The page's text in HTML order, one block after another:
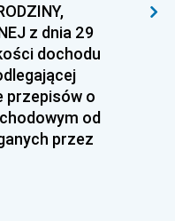
z dnia 29
dochodu
przepisów o
od
przez